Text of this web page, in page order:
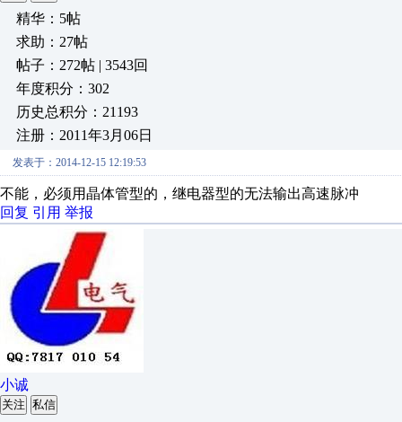
精华：5帖
求助：27帖
帖子：272帖 | 3543回
年度积分：302
历史总积分：21193
注册：2011年3月06日
发表于：2014-12-15 12:19:53
不能，必须用晶体管型的，继电器型的无法输出高速脉冲
回复 引用 举报
小诚
关注 私信